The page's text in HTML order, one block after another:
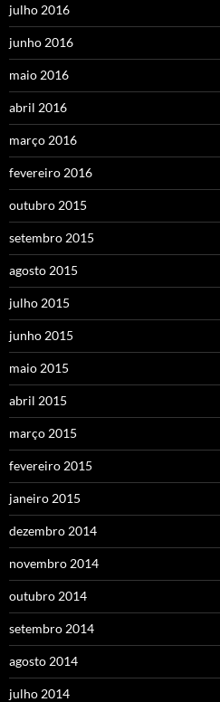
julho 2016
junho 2016
maio 2016
abril 2016
março 2016
fevereiro 2016
outubro 2015
setembro 2015
agosto 2015
julho 2015
junho 2015
maio 2015
abril 2015
março 2015
fevereiro 2015
janeiro 2015
dezembro 2014
novembro 2014
outubro 2014
setembro 2014
agosto 2014
julho 2014